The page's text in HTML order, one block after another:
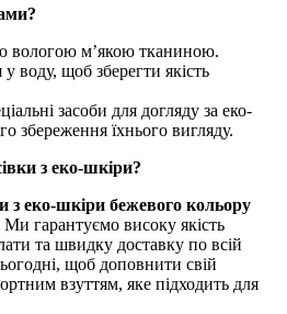
вологою м’якою тканиною.
воду, щоб зберегти якість
засоби для догляду за еко-
збереження їхнього вигляду.
з еко-шкіри?
з еко-шкіри бежевого кольору
Ми гарантуємо високу якість
та швидку доставку по всій
щоб доповнити свій
взуттям, яке підходить для